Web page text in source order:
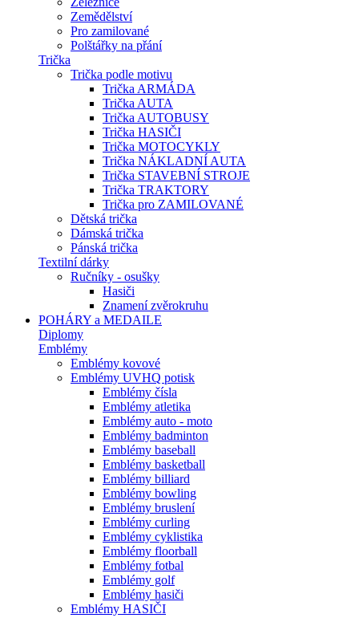
Zemědělství
Pro zamilované
Polštářky na přání
Trička
Trička podle motivu
Trička ARMÁDA
Trička AUTA
Trička AUTOBUSY
Trička HASIČI
Trička MOTOCYKLY
Trička NÁKLADNÍ AUTA
Trička STAVEBNÍ STROJE
Trička TRAKTORY
Trička pro ZAMILOVANÉ
Dětská trička
Dámská trička
Pánská trička
Textilní dárky
Ručníky - osušky
Hasiči
Znamení zvěrokruhu
POHÁRY a MEDAILE
Diplomy
Emblémy
Emblémy kovové
Emblémy UVHQ potisk
Emblémy čísla
Emblémy atletika
Emblémy auto - moto
Emblémy badminton
Emblémy baseball
Emblémy basketball
Emblémy billiard
Emblémy bowling
Emblémy bruslení
Emblémy curling
Emblémy cyklistika
Emblémy floorball
Emblémy fotbal
Emblémy golf
Emblémy hasiči
Emblémy HASIČI